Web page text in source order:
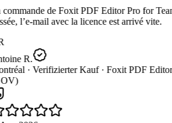
de Foxit PDF Editor Pro for
l’e-mail avec la licence est arrivé vite.
R.
· Verifizierter Kauf · Foxit PDF